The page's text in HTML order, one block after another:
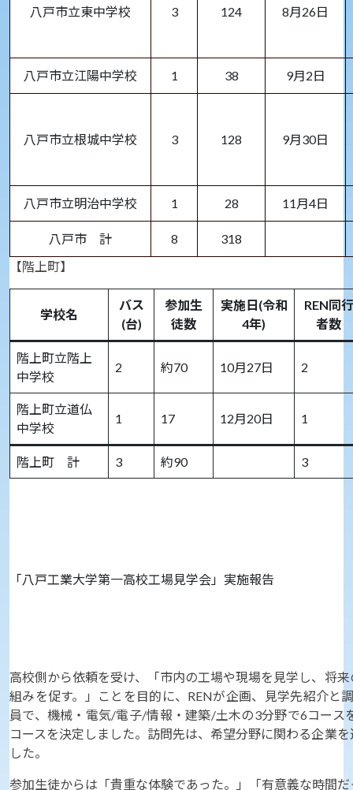
八戸市立東中学校 3 124 8月26日
八戸市立江陽中学校 1 38 9月2日
八戸市立根城中学校 3 128 9月30日
八戸市立明治中学校 1 28 11月4日
八戸市 計 8
318
【階上町】
学校名
バス
(台)
参加生
徒数
実施日(令和
4年)
REN同行
者数
階上町立階上
中学校
2 約70 10月27日 2
階上町立道仏
中学校
1 17 12月20日 1
階上町 計 3 約90 3
「八戸工業大学第一高校工場見学会」実施報告
高校側から依頼を受け、「市内の工場や現場を見学し、将
組みを促す。」ことを目的に、RENが企画、見学先紹介と
員で、機械・電気/電子/情報・建築/土木の3分野で6コー
コースを決定しました。訪問先は、希望分野に関わる企業
した。
参加生徒からは「貴重な体験であった。」「有意義な時間